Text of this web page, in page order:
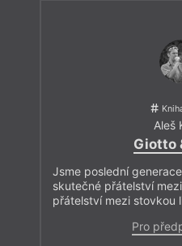
Aleš
Giotto
Jsme poslední
skutečné přátelství
přátelství mezi stovkou
Pro